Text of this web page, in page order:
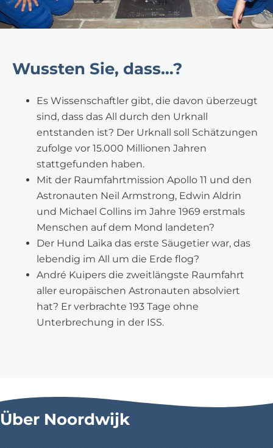
Wussten Sie, dass…?
Es Wissenschaftler gibt, die davon überzeugt
sind, dass das All durch den Urknall
entstanden ist? Der Urknall soll Schätzungen
zufolge vor 15.000 Millionen Jahren
stattgefunden haben.
Mit der Raumfahrtmission Apollo 11 und den
Astronauten Neil Armstrong, Edwin Aldrin
und Michael Collins im Jahre 1969 erstmals
Menschen auf dem Mond landeten?
Der Hund Laika das erste Säugetier war, das
lebendig im All um die Erde flog?
André Kuipers die zweitlängste Raumfahrt
aller europäischen Astronauten absolviert
hat? Er verbrachte 193 Tage ohne
Unterbrechung in der ISS.
Über Noordwijk